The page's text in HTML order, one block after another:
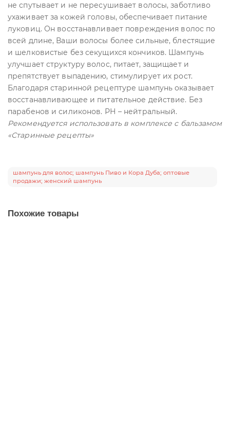
не спутывает и не пересушивает волосы, заботливо
ухаживает за кожей головы, обеспечивает питание
луковиц. Он восстанавливает повреждения волос по
всей длине, Ваши волосы более сильные, блестящие
и шелковистые без секущихся кончиков. Шампунь
улучшает структуру волос, питает, защищает и
препятствует выпадению, стимулирует их рост.
Благодаря старинной рецептуре шампунь оказывает
восстанавливающее и питательное действие. Без
парабенов и силиконов. РН – нейтральный.
Рекомендуется использовать в комплексе с бальзамом
«Старинные рецепты»
шампунь для волос; шампунь Пиво и Кора Дуба; оптовые
продажи; женский шампунь
Похожие товары